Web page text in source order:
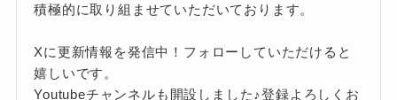
積極的に取り組ませていただいております。
Xに更新情報を発信中！フォローしていただけると
嬉しいです。
Youtubeチャンネルも開設しました♪登録よろしくお